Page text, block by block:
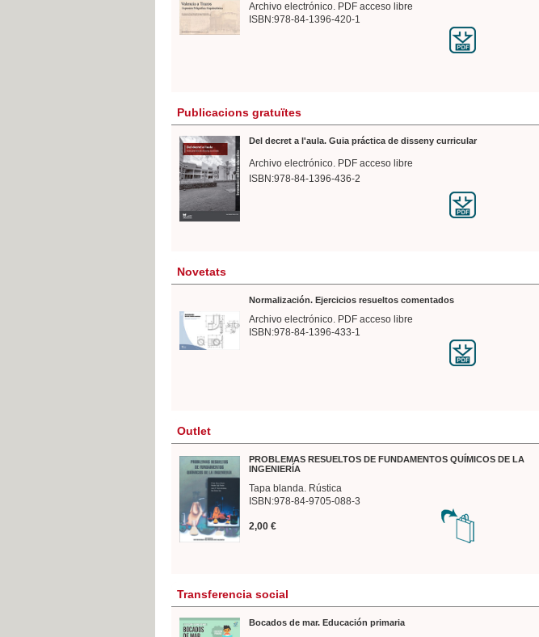
Archivo electrónico. PDF acceso libre
ISBN:978-84-1396-420-1
Publicacions gratuïtes
Del decret a l'aula. Guia práctica de disseny curricular
Archivo electrónico. PDF acceso libre
ISBN:978-84-1396-436-2
Novetats
Normalización. Ejercicios resueltos comentados
Archivo electrónico. PDF acceso libre
ISBN:978-84-1396-433-1
Outlet
PROBLEMAS RESUELTOS DE FUNDAMENTOS QUÍMICOS DE LA
INGENIERÍA
Tapa blanda. Rústica
ISBN:978-84-9705-088-3
2,00 €
Transferencia social
Bocados de mar. Educación primaria